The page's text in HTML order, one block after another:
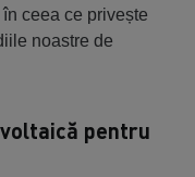
ceea ce privește
noastre de
pentru